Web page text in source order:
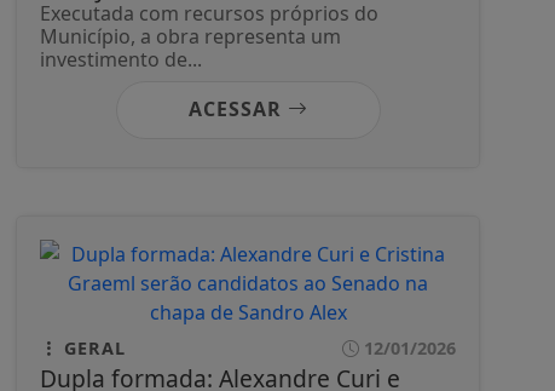
Executada com recursos próprios do
Município, a obra representa um
investimento de...
ACESSAR
GERAL 12/01/2026
Dupla formada: Alexandre Curi e